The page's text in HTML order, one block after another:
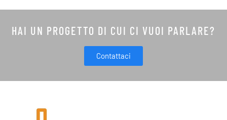
HAI UN PROGETTO DI CUI CI VUOI PARLARE?
Contattaci